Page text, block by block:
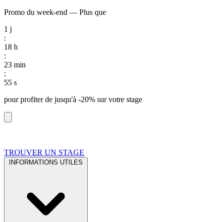
Promo du week-end — Plus que
1 j
:
18 h
:
23 min
:
54 s
pour profiter de jusqu'à -20% sur votre stage
TROUVER UN STAGE
INFORMATIONS UTILES